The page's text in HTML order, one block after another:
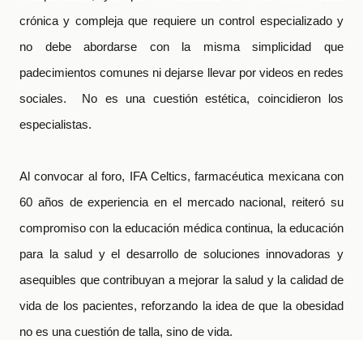
crónica y compleja que requiere un control especializado y
no debe abordarse con la misma simplicidad que
padecimientos comunes ni dejarse llevar por videos en redes
sociales. No es una cuestión estética, coincidieron los
especialistas.
Al convocar al foro, IFA Celtics, farmacéutica mexicana con
60 años de experiencia en el mercado nacional, reiteró su
compromiso con la educación médica continua, la educación
para la salud y el desarrollo de soluciones innovadoras y
asequibles que contribuyan a mejorar la salud y la calidad de
vida de los pacientes, reforzando la idea de que la obesidad
no es una cuestión de talla, sino de vida.